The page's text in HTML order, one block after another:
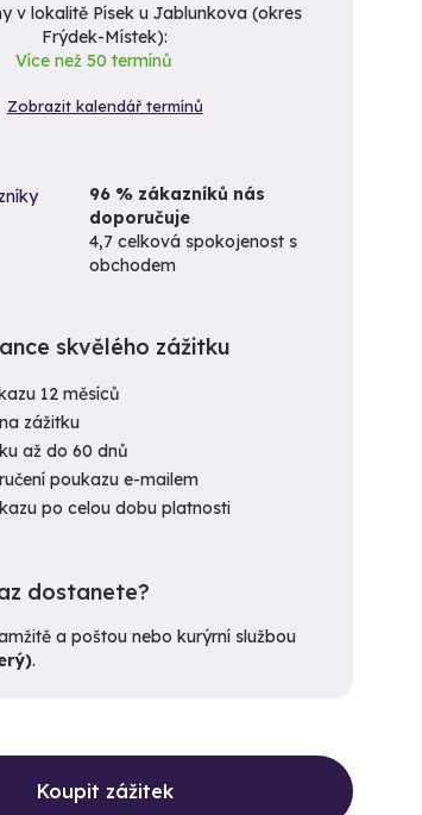
v lokalitě Písek u Jablunkova (okres
Frýdek-Místek):
Více než 50 termínů
Zobrazit kalendář termínů
96 % zákazníků nás
doporučuje
4,7 celková spokojenost s
obchodem
skvělého zážitku
12 měsíců
zážitku
až do 60 dnů
poukazu e-mailem
po celou dobu platnosti
dostanete?
a poštou nebo kurýrní službou
.
Koupit zážitek